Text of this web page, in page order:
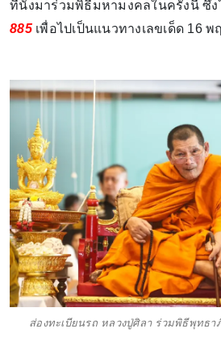
ที่นั่งมาร่วมพิธีมหามงคลในครั้งนี้ ซึ่ง
885 เพื่อไปเป็นแนวทางเลขเด็ด 16
ส่องทะเบียนรถ หลวงปู่ศิลา ร่วมพิธีพุทธ